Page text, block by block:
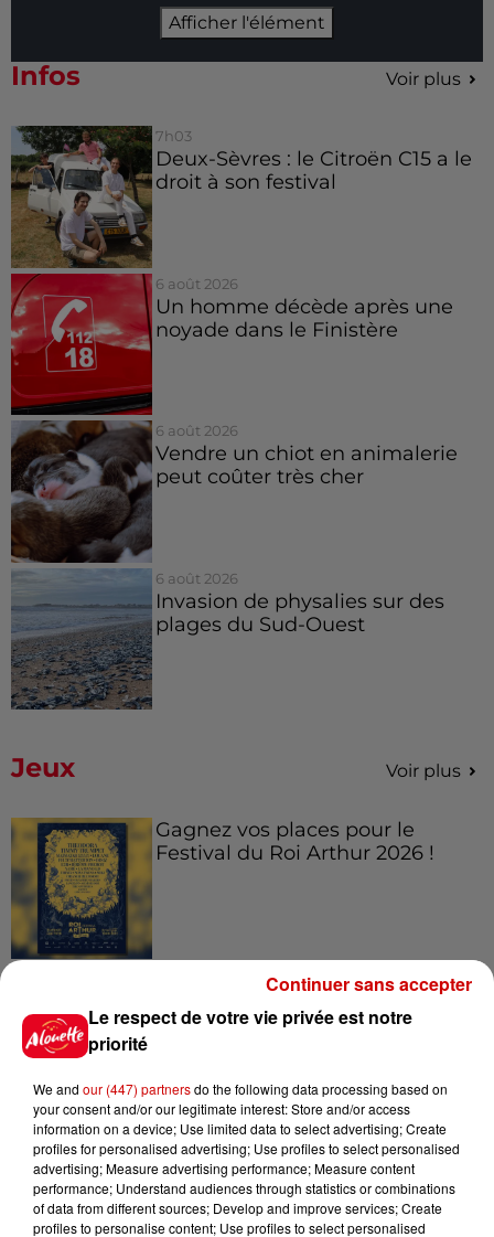
Afficher l'élément
Infos Voir plus
7h03
Deux-Sèvres : le Citroën C15 a le
droit à son festival
6 août 2026
Un homme décède après une
noyade dans le Finistère
6 août 2026
Vendre un chiot en animalerie
peut coûter très cher
6 août 2026
Invasion de physalies sur des
plages du Sud-Ouest
Jeux Voir plus
Gagnez vos places pour le
Festival du Roi Arthur 2026 !
Gagnez vos entrées pour le
Musée du Sport Automobile au
Mans !
Alouette vous invite à
Futuroscope Xperiences !
Le respect de votre vie privée est notre
priorité
We and our (447) partnersdo the following data processing based on
your consent and/or our legitimate interest: Store and/or access
information on a device; Use limited data to select advertising; Create
profiles for personalised advertising; Use profiles to select personalised
advertising; Measure advertising performance; Measure content
performance; Understand audiences through statistics or combinations
of data from different sources; Develop and improve services; Create
profiles to personalise content; Use profiles to select personalised
Continuer sans accepter